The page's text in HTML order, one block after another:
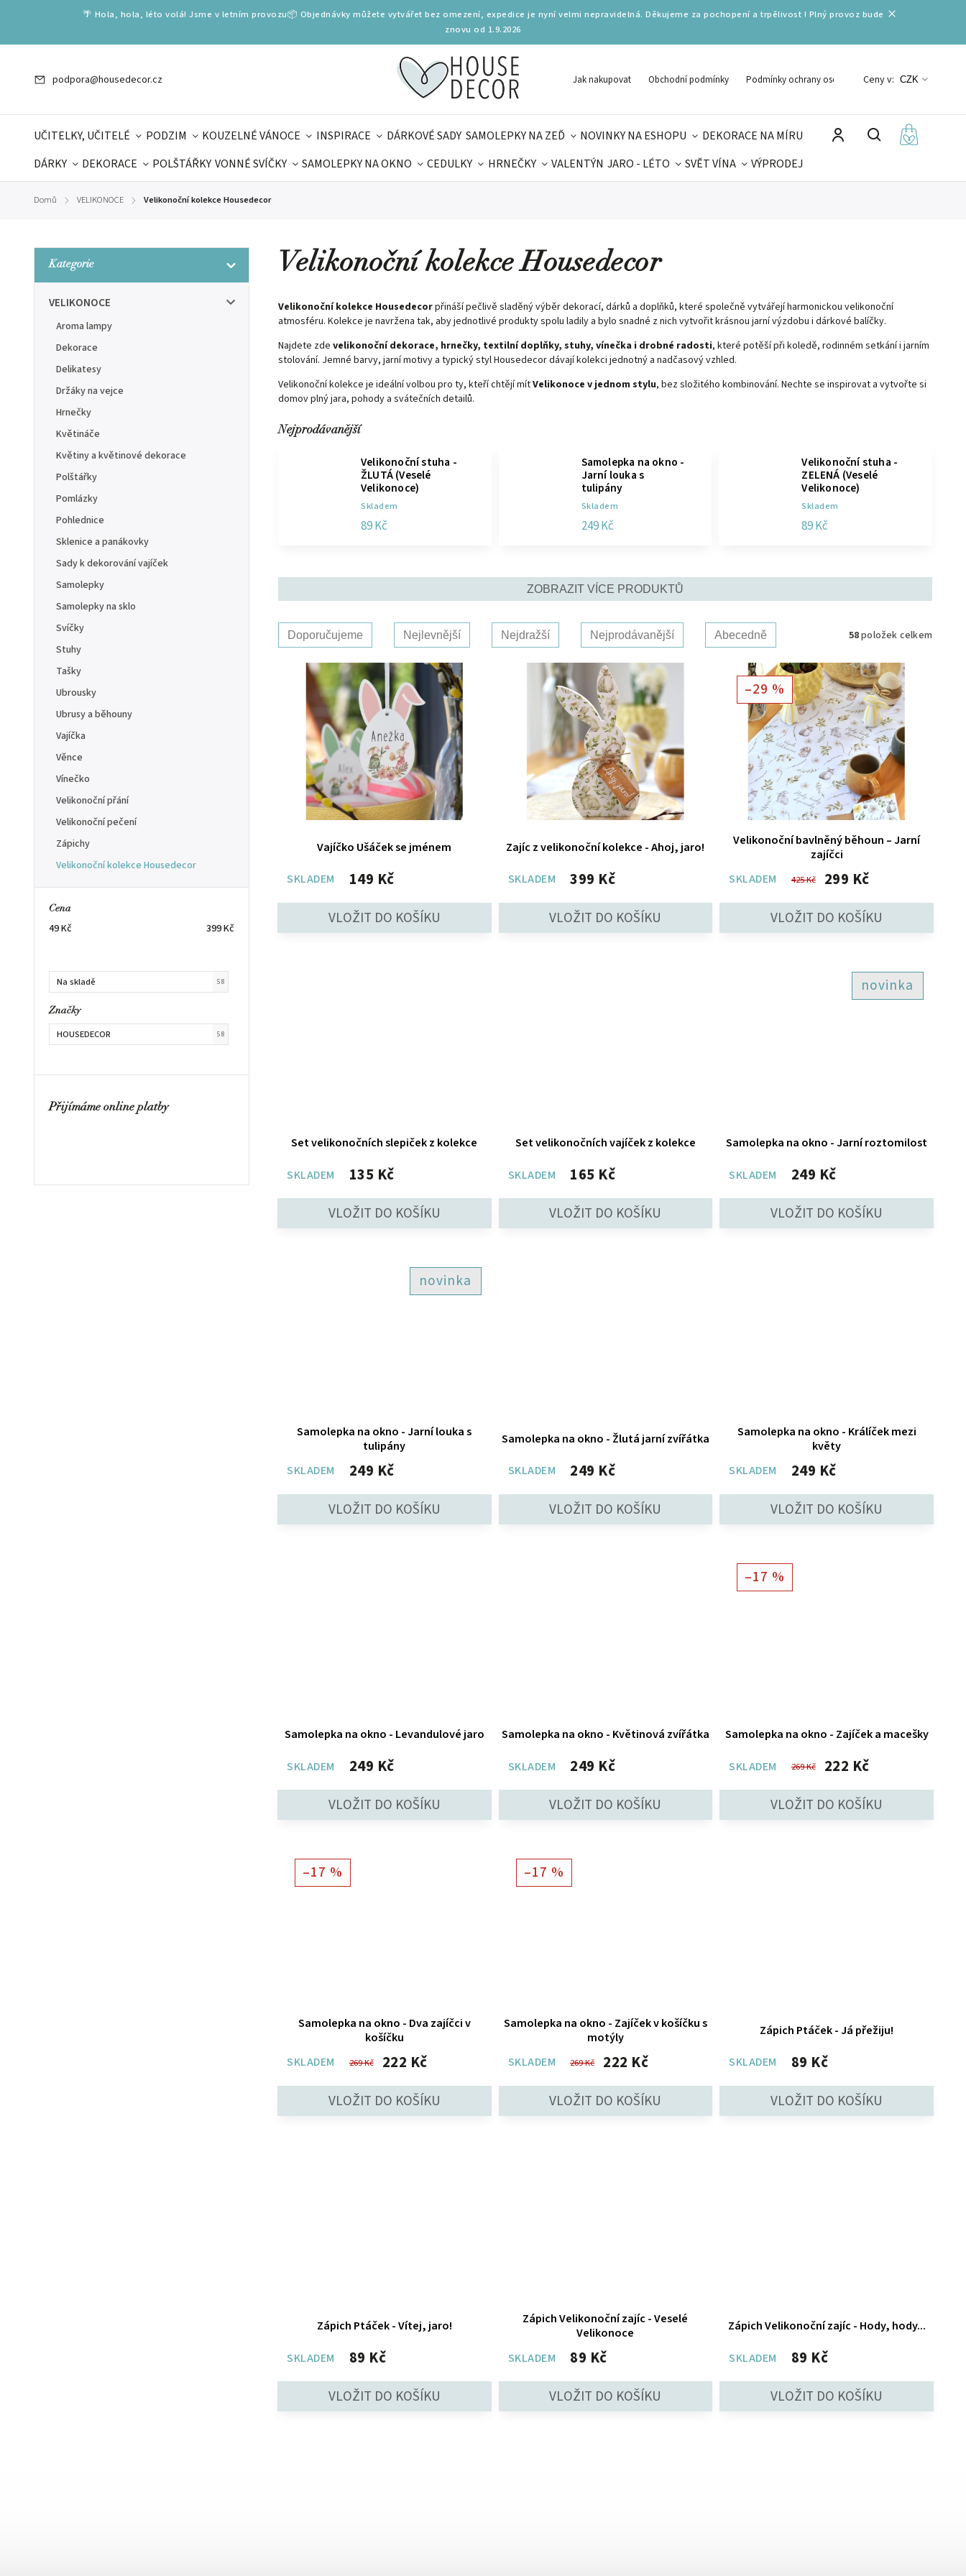
🌴 Hola, hola, léto volá! Jsme v letním provozu📦 Objednávky můžete vytvářet bez omezení, expedice je nyní velmi nepravidelná. Děkujeme za pochopení a trpělivost ! Plný provoz bude
znovu od 1.9.2026
podpora@housedecor.cz Jak nakupovat Obchodní podmínky Podmínky ochrany osobních údajů
Ceny v: CZK
UČITELKY, UČITELÉ PODZIM KOUZELNÉ VÁNOCE INSPIRACE DÁRKOVÉ SADY SAMOLEPKY NA ZEĎ NOVINKY NA ESHOPU
DEKORACE NA MÍRU
DÁRKY
DEKORACE POLŠTÁŘKY VONNÉ SVÍČKY SAMOLEPKY NA OKNO CEDULKY HRNEČKY VALENTÝN JARO - LÉTO SVĚT VÍNA
VÝPRODEJ
Domů / VELIKONOCE / Velikonoční kolekce Housedecor
Kategorie
VELIKONOCE
Aroma lampy
Dekorace
Delikatesy
Držáky na vejce
Hrnečky
Květináče
Květiny a květinové dekorace
Polštářky
Pomlázky
Pohlednice
Sklenice a panákovky
Sady k dekorování vajíček
Samolepky
Samolepky na sklo
Svíčky
Stuhy
Tašky
Ubrousky
Ubrusy a běhouny
Vajíčka
Věnce
Vínečko
Velikonoční přání
Velikonoční pečení
Zápichy
Velikonoční kolekce Housedecor
Cena
49Kč 399Kč
Na skladě 58
Značky
HOUSEDECOR 58
Přijímáme online platby
Velikonoční kolekce Housedecor
Velikonoční kolekce Housedecorpřináší pečlivě sladěný výběr dekorací, dárků a doplňků, které společně vytvářejí harmonickou velikonoční
atmosféru. Kolekce je navržena tak, aby jednotlivé produkty spolu ladily a bylo snadné z nich vytvořit krásnou jarní výzdobu i dárkové balíčky.
Najdete zde velikonoční dekorace, hrnečky, textilní doplňky, stuhy, vínečka i drobné radosti, které potěší při koledě, rodinném setkání i jarním
stolování. Jemné barvy, jarní motivy a typický styl Housedecor dávají kolekci jednotný a nadčasový vzhled.
Velikonoční kolekce je ideální volbou pro ty, kteří chtějí mítVelikonoce v jednom stylu, bez složitého kombinování. Nechte se inspirovat a vytvořte si
domov plný jara, pohody a svátečních detailů.
Nejprodávanější
Velikonoční stuha -
ŽLUTÁ (Veselé
Velikonoce)
Skladem
89 Kč
Samolepka na okno -
Jarní louka s
tulipány
Skladem
249 Kč
Velikonoční stuha -
ZELENÁ (Veselé
Velikonoce)
Skladem
89 Kč
ZOBRAZIT VÍCE PRODUKTŮ
Doporučujeme Nejlevnější Nejdražší Nejprodávanější Abecedně 58položek celkem
Vajíčko Ušáček se jménem
SKLADEM 149 Kč
Zajíc z velikonoční kolekce - Ahoj, jaro!
SKLADEM 399 Kč
–29 %
Velikonoční bavlněný běhoun – Jarní
zajíčci
SKLADEM
425 Kč 299 Kč
Set velikonočních slepiček z kolekce
SKLADEM 135 Kč
Set velikonočních vajíček z kolekce
SKLADEM 165 Kč
novinka
Samolepka na okno - Jarní roztomilost
SKLADEM 249 Kč
novinka
Samolepka na okno - Jarní louka s
tulipány
SKLADEM
249 Kč
Samolepka na okno - Žlutá jarní zvířátka
SKLADEM 249 Kč
Samolepka na okno - Králíček mezi
květy
SKLADEM
249 Kč
Samolepka na okno - Levandulové jaro
SKLADEM 249 Kč
Samolepka na okno - Květinová zvířátka
SKLADEM 249 Kč
–17 %
Samolepka na okno - Zajíček a macešky
SKLADEM 269 Kč 222 Kč
–17 %
Samolepka na okno - Dva zajíčci v
košíčku
SKLADEM
269 Kč 222 Kč
–17 %
Samolepka na okno - Zajíček v košíčku s
motýly
SKLADEM
269 Kč 222 Kč
Zápich Ptáček - Já přežiju!
SKLADEM 89 Kč
Zápich Ptáček - Vítej, jaro!
SKLADEM 89 Kč
Zápich Velikonoční zajíc - Veselé
Velikonoce
SKLADEM
89 Kč
Zápich Velikonoční zajíc - Hody, hody...
SKLADEM 89 Kč